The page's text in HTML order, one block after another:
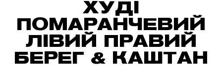
ХУДІ
ПОМАРАНЧЕВИЙ
ЛІВИЙ ПРАВИЙ
БЕРЕГ & КАШТАН